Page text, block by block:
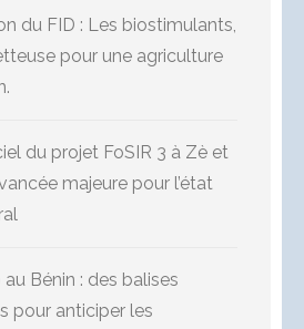
du FID : Les biostimulants,
pour une agriculture
du projet FoSIR 3 à Zè et
majeure pour l’état
Bénin : des balises
pour anticiper les